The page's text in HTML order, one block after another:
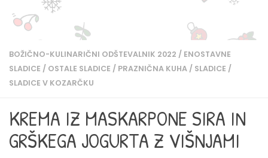
BOŽIČNO-KULINARIČNI ODŠTEVALNIK 2022 / ENOSTAVNE
SLADICE / OSTALE SLADICE / PRAZNIČNA KUHA / SLADICE /
SLADICE V KOZARČKU
KREMA IZ MASKARPONE SIRA IN
GRŠKEGA JOGURTA Z VIŠNJAMI